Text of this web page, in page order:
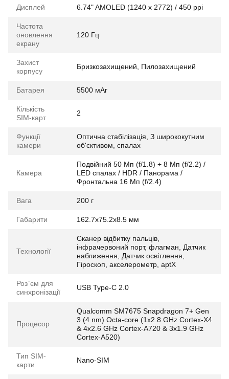
Дисплей 6.74" AMOLED (1240 x 2772) / 450 ppi
Частота
оновлення
екрану
120 Гц
Захист
корпусу
Бризкозахищений, Пилозахищений
Батарея 5500 мАг
Кількість
SIM-карт
2
Функції
камери
Оптична стабілізація, З ширококутним
об'єктивом, спалах
Камера
Подвійний 50 Мп (f/1.8) + 8 Мп (f/2.2) /
LED спалах / HDR / Панорама /
Фронтальна 16 Мп (f/2.4)
Вага 200 г
Габарити 162.7x75.2x8.5 мм
Технології
Сканер відбитку пальців,
інфрачервоний порт, флагман, Датчик
наближення, Датчик освітлення,
Гіроскоп, акселерометр, aptX
Роз`єм для
синхронізації
USB Type-C 2.0
Процесор
Qualcomm SM7675 Snapdragon 7+ Gen
3 (4 nm) Octa-core (1x2.8 GHz Cortex-X4
& 4x2.6 GHz Cortex-A720 & 3x1.9 GHz
Cortex-A520)
Тип SIM-
карти
Nano-SIM